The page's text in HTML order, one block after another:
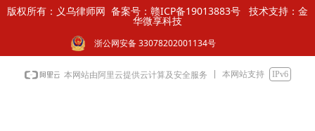
版权所有：义乌律师网 备案号：赣ICP备19013883号 技术支持：金
华微享科技
浙公网安备 33078202001134号
本网站由阿里云提供云计算及安全服务 本网站支持 IPv6